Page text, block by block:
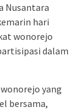
Nusantara
hari
wonorejo
dalam
yang
bersama,